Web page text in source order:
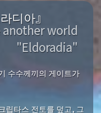
디아』
world
"Eldoradia"
수수께끼의 게이트가
립타스 전토를 덮고, 그